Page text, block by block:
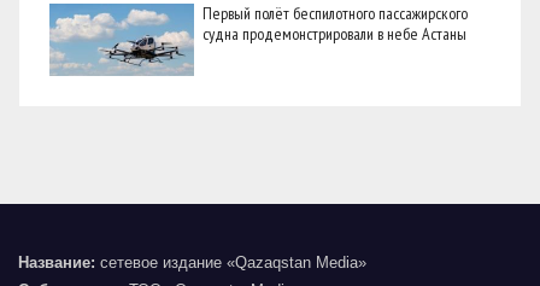
Первый полёт беспилотного пассажирского
судна продемонстрировали в небе Астаны
Название: сетевое издание «Qazaqstan Media»